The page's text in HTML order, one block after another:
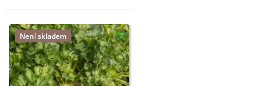
Není skladem